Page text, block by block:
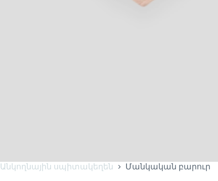
Անկողնային սպիտակեղեն
Մանկական բարուր